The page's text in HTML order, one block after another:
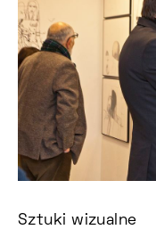
Sztuki wizualne